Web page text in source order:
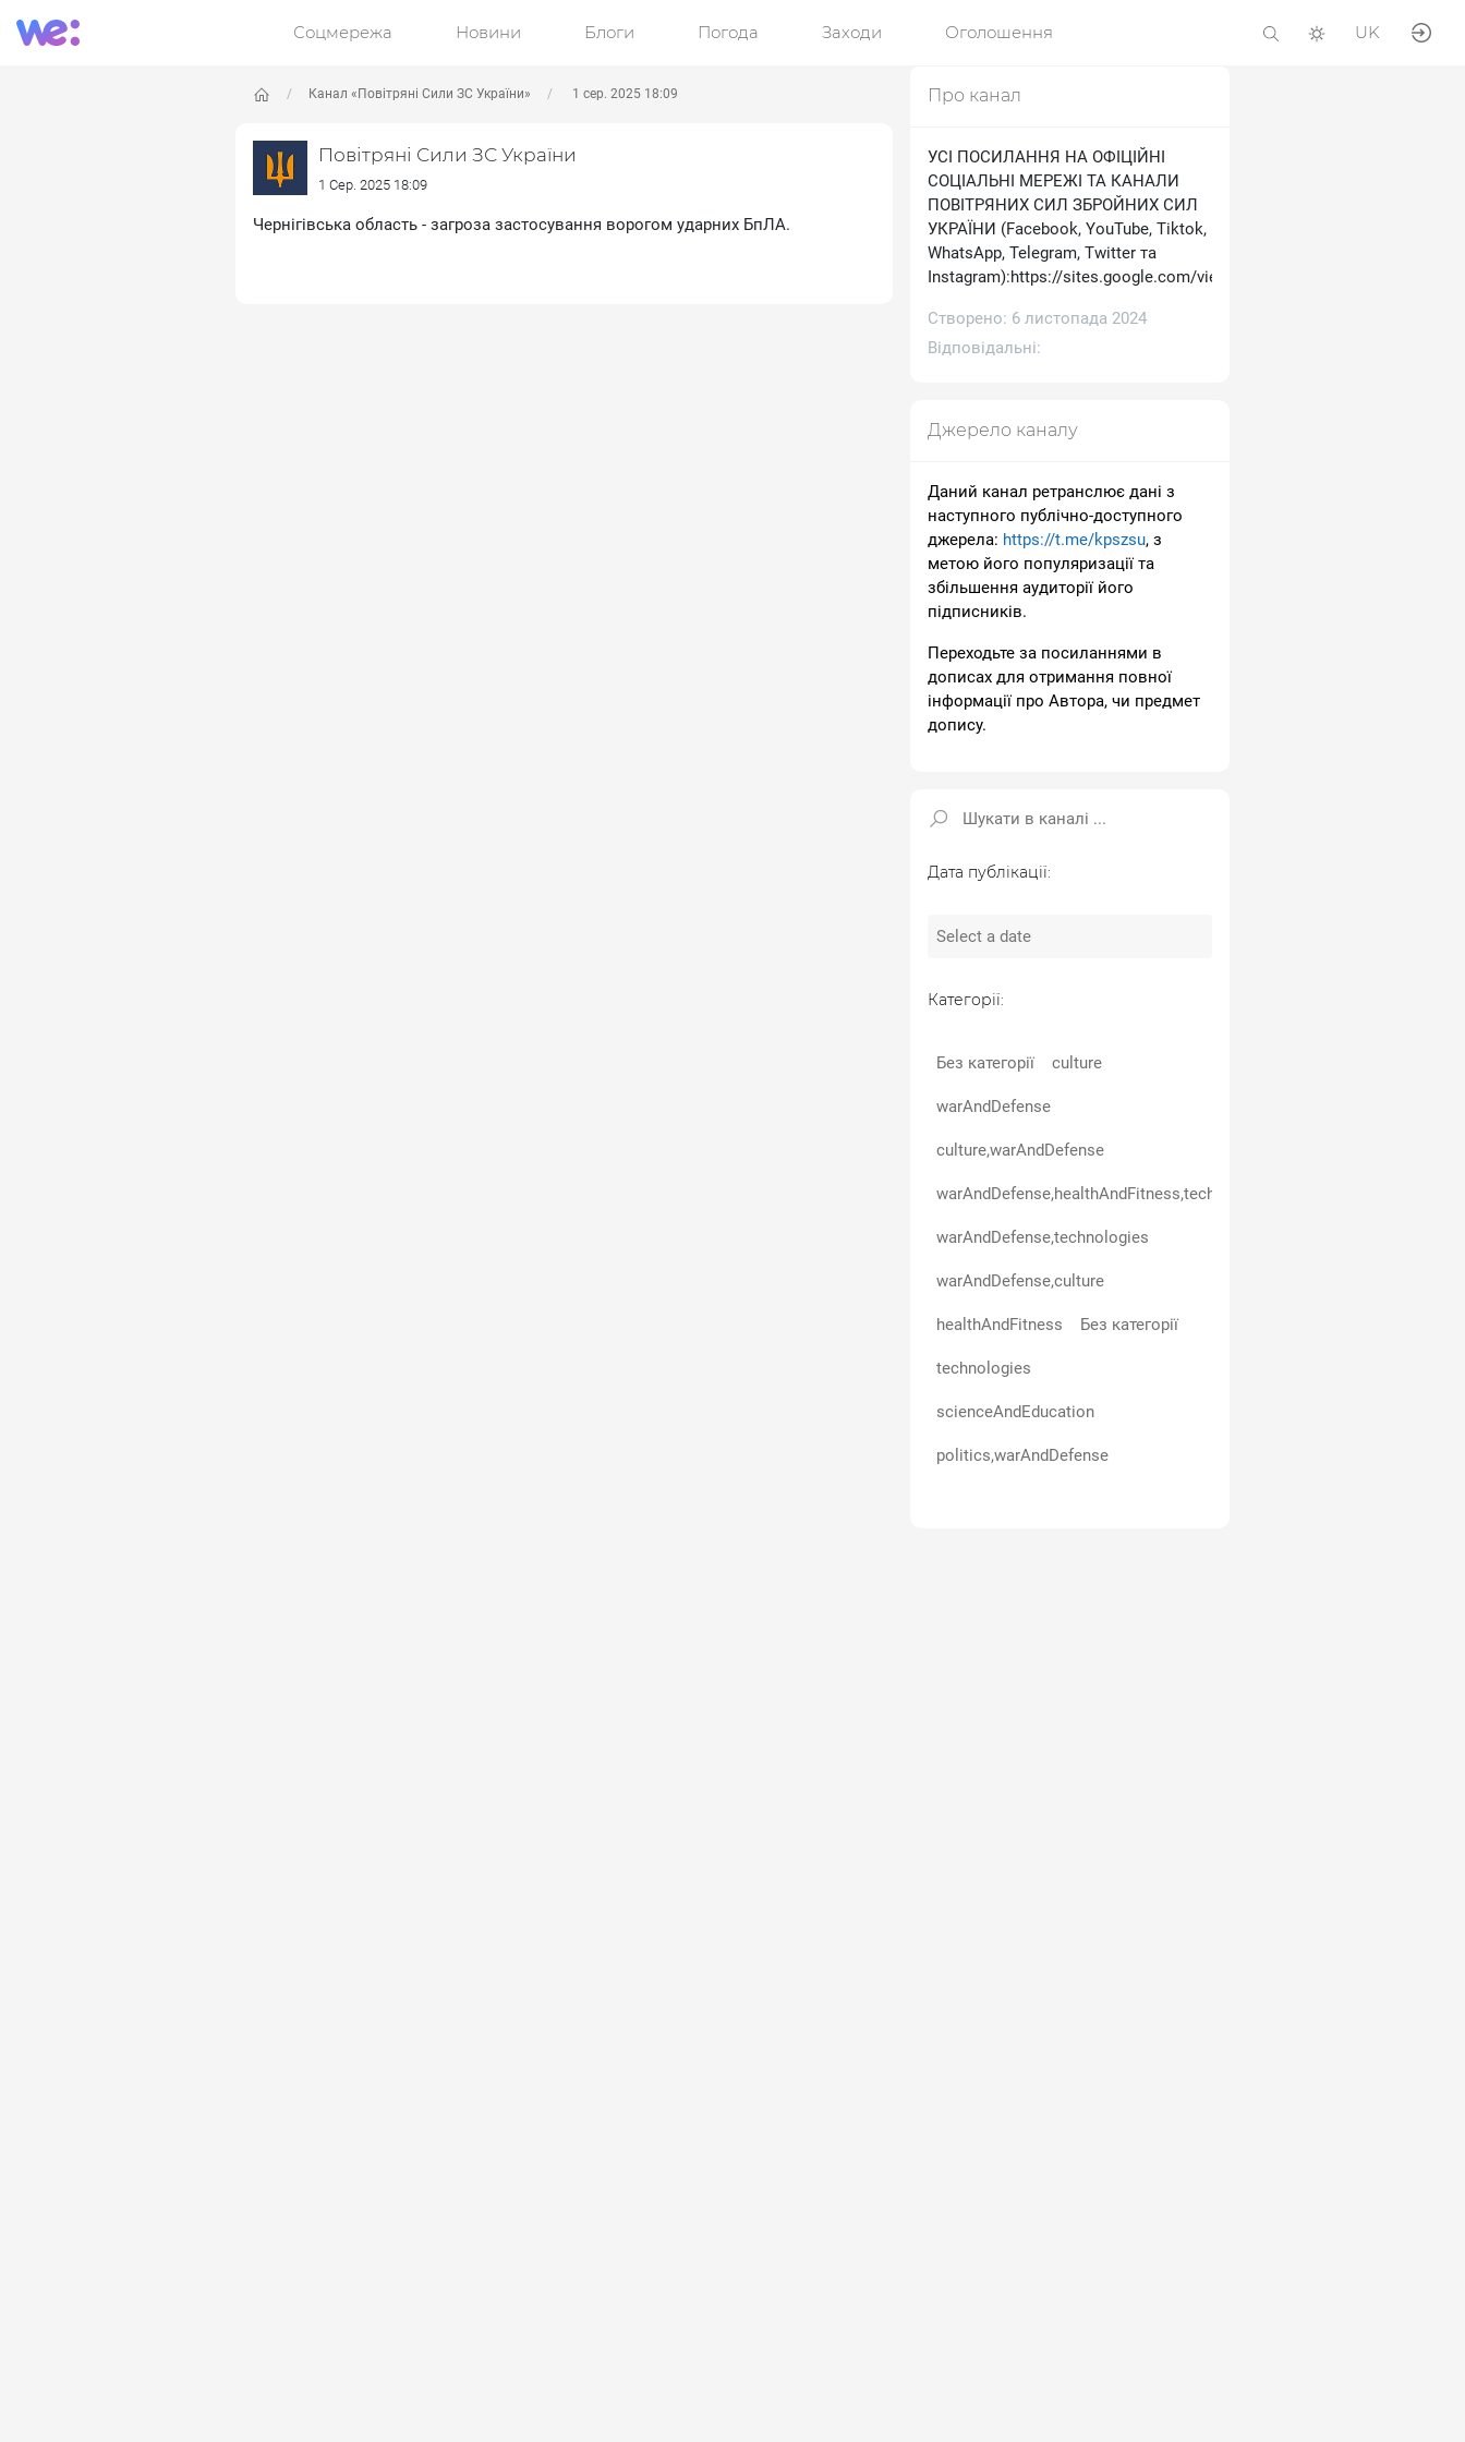
Соцмережа Новини Блоги Погода Заходи Оголошення UK
Канал «Повітряні Сили ЗС України» 1 сер. 2025 18:09
Повітряні Сили ЗС України
1 Сер. 2025 18:09
Чернігівська область - загроза застосування ворогом ударних БпЛА.
Про канал
УСІ ПОСИЛАННЯ НА ОФІЦІЙНІ
СОЦІАЛЬНІ МЕРЕЖІ ТА КАНАЛИ
ПОВІТРЯНИХ СИЛ ЗБРОЙНИХ СИЛ
УКРАЇНИ (Facebook, YouTube, Tiktok,
WhatsApp, Telegram, Тwitter та
Іnstagram):https://sites.google.com/view/ukrainianairforce
Створено: 6 листопада 2024
Відповідальні:
Джерело каналу
Даний канал ретранслює дані з
наступного публічно-доступного
джерела: https://t.me/kpszsu, з
метою його популяризації та
збільшення аудиторії його
підписників.
Переходьте за посиланнями в
дописах для отримання повної
інформації про Автора, чи предмет
допису.
Дата публікації:
Категорії:
Без категорії culture
warAndDefense
culture,warAndDefense
warAndDefense,healthAndFitness,technologies
warAndDefense,technologies
warAndDefense,culture
healthAndFitness Без категорії
technologies
scienceAndEducation
politics,warAndDefense